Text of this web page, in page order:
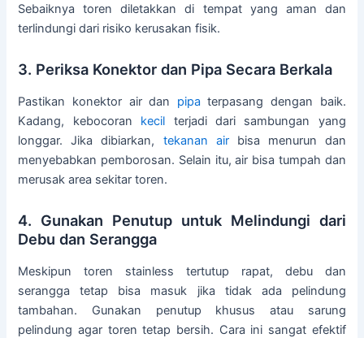
Sebaiknya toren diletakkan di tempat yang aman dan
terlindungi dari risiko kerusakan fisik.
3. Periksa Konektor dan Pipa Secara Berkala
Pastikan konektor air dan pipa terpasang dengan baik.
Kadang, kebocoran kecil terjadi dari sambungan yang
longgar. Jika dibiarkan, tekanan airbisa menurun dan
menyebabkan pemborosan. Selain itu, air bisa tumpah dan
merusak area sekitar toren.
4. Gunakan Penutup untuk Melindungi dari
Debu dan Serangga
Meskipun toren stainless tertutup rapat, debu dan
serangga tetap bisa masuk jika tidak ada pelindung
tambahan. Gunakan penutup khusus atau sarung
pelindung agar toren tetap bersih. Cara ini sangat efektif